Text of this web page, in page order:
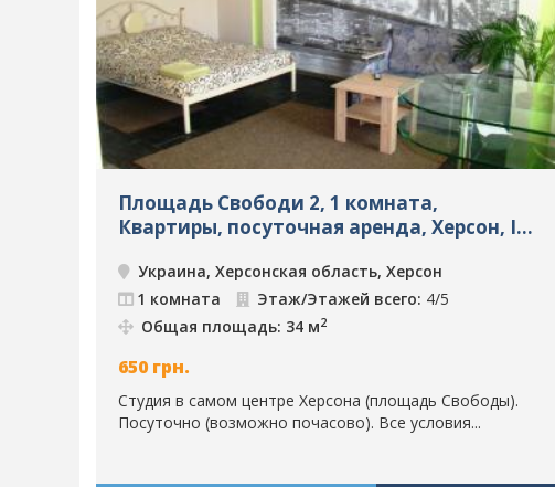
Площадь Свободи 2, 1 комната,
Квартиры, посуточная аренда, Херсон, ID:
Украина, Херсонская область, Херсон
1 комната
Этаж/Этажей всего: 4/5
Общая площадь: 34 м2
650 грн.
Студия в самом центре Херсона (площадь Свободы).
Посуточно (возможно почасово). Все условия...